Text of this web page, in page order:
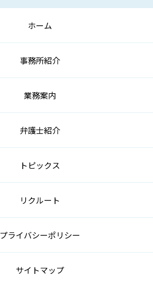
ホーム
事務所紹介
業務案内
弁護士紹介
トピックス
リクルート
プライバシーポリシー
サイトマップ